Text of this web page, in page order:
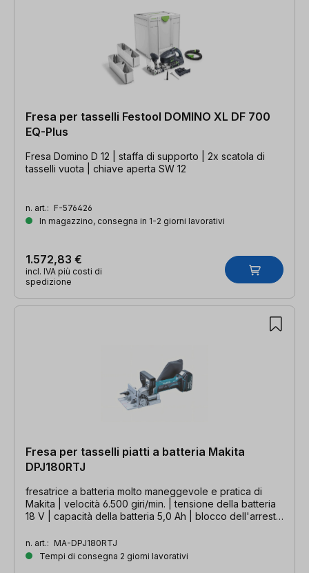
Fresa per tasselli Festool DOMINO XL DF 700
EQ-Plus
Fresa Domino D 12 | staffa di supporto | 2x scatola di
tasselli vuota | chiave aperta SW 12
n. art.: F-576426
In magazzino, consegna in 1-2 giorni lavorativi
1.572,83 €
incl. IVA più costi di
spedizione
Fresa per tasselli piatti a batteria Makita
DPJ180RTJ
fresatrice a batteria molto maneggevole e pratica di
Makita | velocità 6.500 giri/min. | tensione della batteria
18 V | capacità della batteria 5,0 Ah | blocco dell'arresto
n. art.: MA-DPJ180RTJ
Tempi di consegna 2 giorni lavorativi